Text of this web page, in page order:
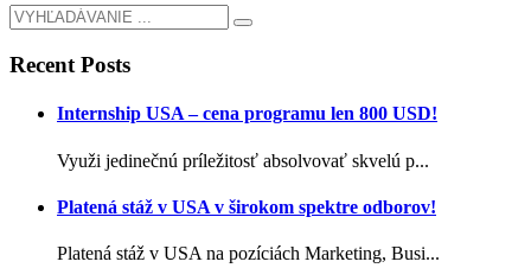
Recent Posts
Internship USA – cena programu len 800 USD!
Využi jedinečnú príležitosť absolvovať skvelú p...
Platená stáž v USA v širokom spektre odborov!
Platená stáž v USA na pozíciách Marketing, Busi...